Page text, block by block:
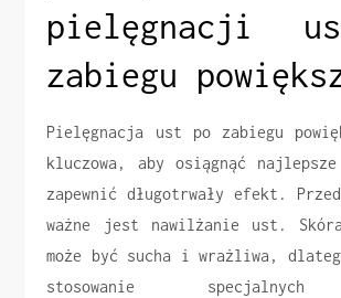
pielęgnacji
zabiegu
Pielęgnacja ust po zabiegu
kluczowa, aby osiągnąć
zapewnić długotrwały efekt.
ważne jest nawilżanie ust.
może być sucha i wrażliwa,
stosowanie specjalnych